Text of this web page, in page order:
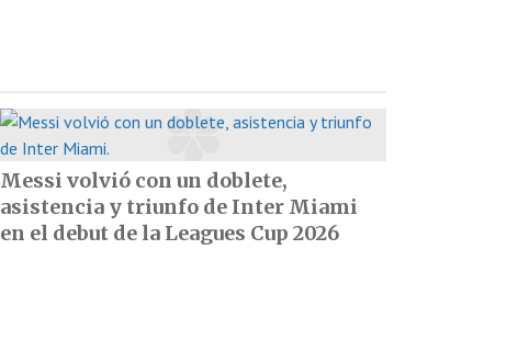
Messi volvió con un doblete,
asistencia y triunfo de Inter Miami
en el debut de la Leagues Cup 2026